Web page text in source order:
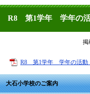
R8 第1学年 学年の
掲
R8 第1学年 学年の活動
大石小学校のご案内